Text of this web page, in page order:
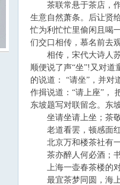
茶联常悬于茶店，作
生意自然萧条。后让贤
忙为利忙忙里偷闲且喝
们交口相传，慕名前去
相传，宋代大诗人苏
顺便说了声“坐”!又对道
的说道： “请坐”，并对
作揖说道：“请上座”，
东坡题写对联留念。东
坐请坐请上坐；茶敬
老道看罢，顿感面红
北京万和楼茶社有一
茶亦醉人何必酒；书
上海一壶春茶楼的
最宜茶梦同圆，海上